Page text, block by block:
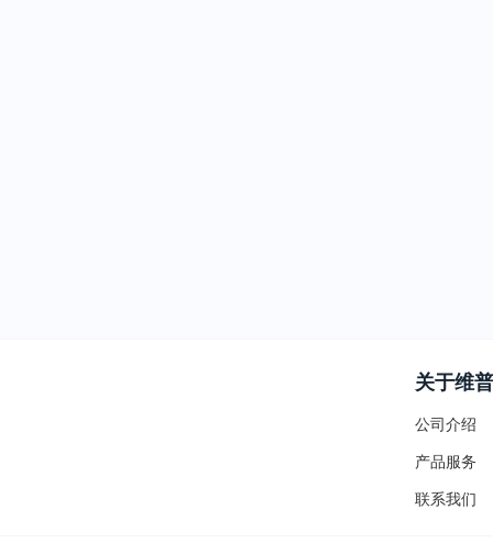
关于维普
公司介绍
产品服务
联系我们